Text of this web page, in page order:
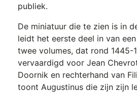
publiek.
De miniatuur die te zien is in
leidt het eerste deel in van
twee volumes, dat rond 1445-
vervaardigd voor Jean
Doornik en rechterhand van
toont Augustinus die zijn zijn